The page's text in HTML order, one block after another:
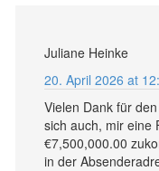
Juliane Heinke
20. April 2026 at
Vielen Dank für
sich auch, mir eine
€7,500,000.00
in der